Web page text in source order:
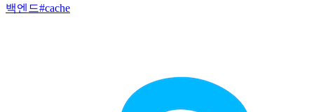
백엔드#cache